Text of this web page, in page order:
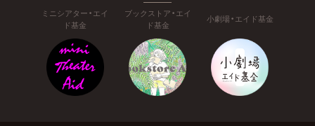
ミニシアター・エイ
ド基金
ブックストア・エイ
ド基金
小劇場・エイド基金